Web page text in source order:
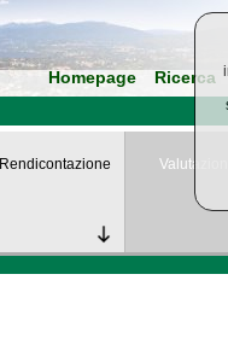
Homepage Ricerca
Rendicontazione Valutazione